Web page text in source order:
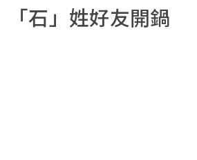
「石」姓好友開鍋